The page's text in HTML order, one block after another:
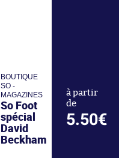
BOUTIQUE
SO -
MAGAZINES
So Foot
spécial
David
Beckham
à partir
de
5.50€